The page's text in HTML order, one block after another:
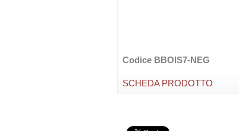
Codice BBOIS7-NEG
SCHEDA PRODOTTO